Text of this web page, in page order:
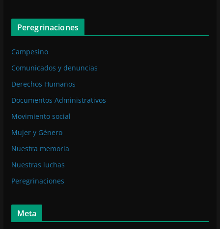
Peregrinaciones
Campesino
Comunicados y denuncias
Derechos Humanos
Documentos Administrativos
Movimiento social
Mujer y Género
Nuestra memoria
Nuestras luchas
Peregrinaciones
Meta